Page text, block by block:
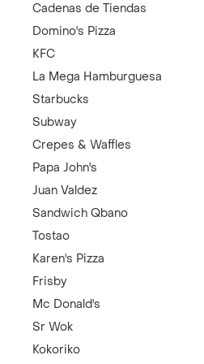
Cadenas de Tiendas
Domino's Pizza
KFC
La Mega Hamburguesa
Starbucks
Subway
Crepes & Waffles
Papa John's
Juan Valdez
Sandwich Qbano
Tostao
Karen's Pizza
Frisby
Mc Donald's
Sr Wok
Kokoriko